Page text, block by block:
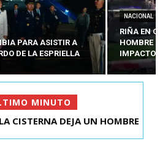
PARA ASISTIR A
DE LA ESPRIELLA
NACIONAL
RIÑA EN
HOMBRE
IMPACTOS
MINUTO
0,1% EN JULIO: BAJA EN
CISTERNA DEJA UN HOMBRE